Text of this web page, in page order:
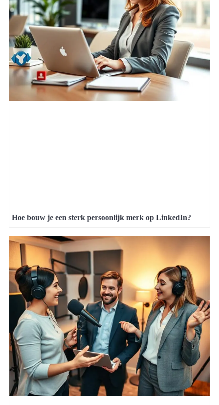
Hoe bouw je een sterk persoonlijk merk op LinkedIn?